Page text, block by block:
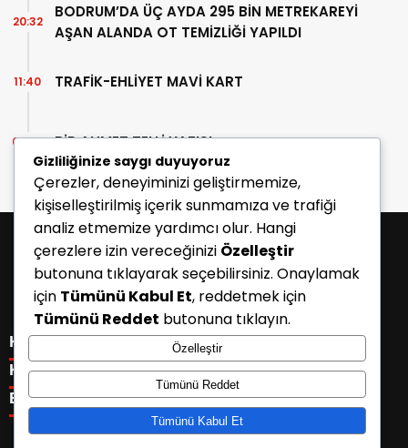
BODRUM’DA ÜÇ AYDA 295 BİN METREKAREYİ
AŞAN ALANDA OT TEMİZLİĞİ YAPILDI
20:32
TRAFİK-EHLİYET MAVİ KART
11:40
BİR AHMET TELLİ YAZISI
07:30
KATEGORİLER
Menü seçimi yapın. WP-ADMIN → Görünüm → Menüler
sayfasından menü eşleştirmesi yapınız.
KISAYOLLAR
Menü seçimi yapın. WP-ADMIN → Görünüm → Menüler
sayfasından menü eşleştirmesi yapınız.
E-BÜLTEN
Gizliliğinize saygı duyuyoruz
Çerezler, deneyiminizi geliştirmemize,
kişiselleştirilmiş içerik sunmamıza ve trafiği
analiz etmemize yardımcı olur. Hangi
çerezlere izin vereceğinizi Özelleştir
butonuna tıklayarak seçebilirsiniz. Onaylamak
için Tümünü Kabul Et, reddetmek için
Tümünü Reddet butonuna tıklayın.
Özelleştir
Tümünü Reddet
Tümünü Kabul Et